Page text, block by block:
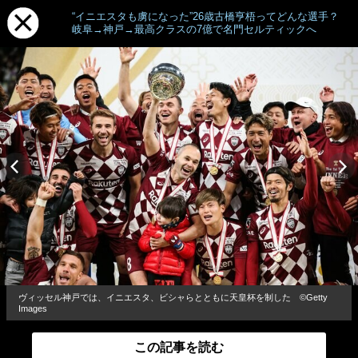
“イニエスタも虜になった”26歳古橋亨梧ってどんな選手？
岐阜→神戸→最高クラスの7億で名門セルティックへ
ヴィッセル神戸では、イニエスタ、ビシャらとともに天皇杯を制した ©Getty
Images
この記事を読む